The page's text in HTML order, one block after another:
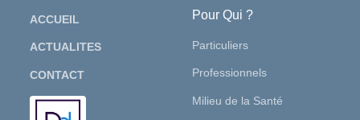
ACCUEIL
ACTUALITES
CONTACT
Pour Qui ?
Particuliers
Professionnels
Milieu de la Santé